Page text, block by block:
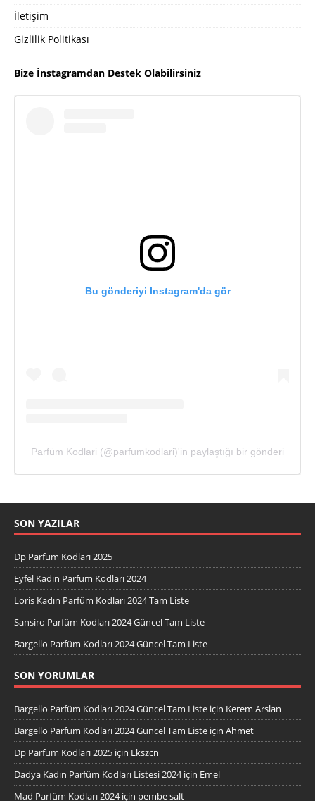
İletişim
Gizlilik Politikası
Bize İnstagramdan Destek Olabilirsiniz
Bu gönderiyi Instagram'da gör
Parfüm Kodlari (@parfumkodlari)'in paylaştığı bir gönderi
SON YAZILAR
Dp Parfüm Kodları 2025
Eyfel Kadın Parfüm Kodları 2024
Loris Kadın Parfüm Kodları 2024 Tam Liste
Sansiro Parfüm Kodları 2024 Güncel Tam Liste
Bargello Parfüm Kodları 2024 Güncel Tam Liste
SON YORUMLAR
Bargello Parfüm Kodları 2024 Güncel Tam Liste için Kerem Arslan
Bargello Parfüm Kodları 2024 Güncel Tam Liste için Ahmet
Dp Parfüm Kodları 2025 için Lkszcn
Dadya Kadın Parfüm Kodları Listesi 2024için Emel
Mad Parfüm Kodları 2024için pembe salt